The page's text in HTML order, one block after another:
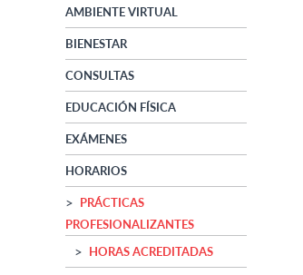
AMBIENTE VIRTUAL
BIENESTAR
CONSULTAS
EDUCACIÓN FÍSICA
EXÁMENES
HORARIOS
PRÁCTICAS
PROFESIONALIZANTES
HORAS ACREDITADAS